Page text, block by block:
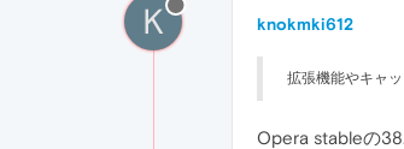
K knokmki612
拡張機能やキャ
Opera stableの